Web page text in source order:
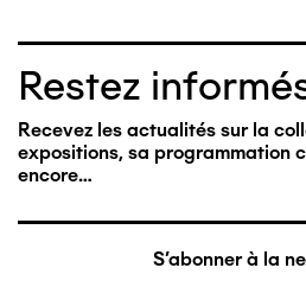
Restez
Recevez les actualités sur la
expositions, sa programmation
encore…
S'abonner à la